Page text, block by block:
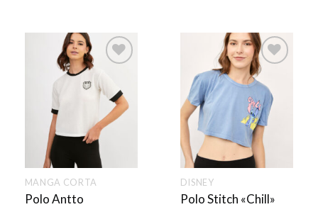
MANGA CORTA
Polo Antto
DISNEY
Polo Stitch «Chill»